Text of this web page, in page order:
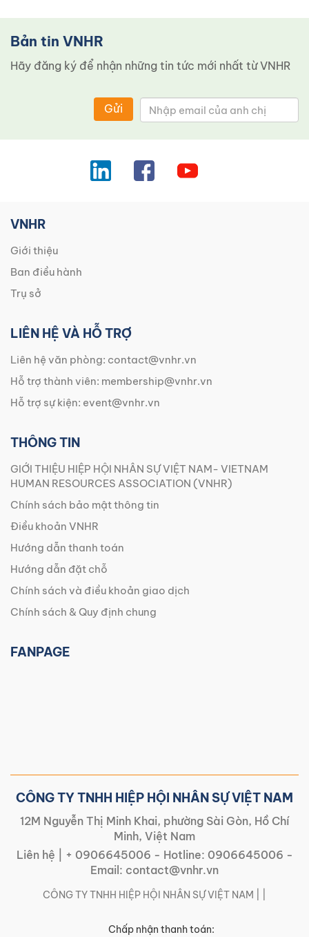
Bản tin VNHR
Hãy đăng ký để nhận những tin tức mới nhất từ ​​VNHR
Gửi
VNHR
Giới thiệu
Ban điều hành
Trụ sở
LIÊN HỆ VÀ HỖ TRỢ
Liên hệ văn phòng: contact@vnhr.vn
Hỗ trợ thành viên: membership@vnhr.vn
Hỗ trợ sự kiện: event@vnhr.vn
THÔNG TIN
GIỚI THIỆU HIỆP HỘI NHÂN SỰ VIỆT NAM- VIETNAM
HUMAN RESOURCES ASSOCIATION (VNHR)
Chính sách bảo mật thông tin
Điều khoản VNHR
Hướng dẫn thanh toán
Hướng dẫn đặt chỗ
Chính sách và điều khoản giao dịch
Chính sách & Quy định chung
FANPAGE
CÔNG TY TNHH HIỆP HỘI NHÂN SỰ VIỆT NAM
12M Nguyễn Thị Minh Khai, phường Sài Gòn, Hồ Chí
Minh, Việt Nam
Liên hệ |
+ 0906645006 - Hotline: 0906645006 -
Email: contact@vnhr.vn
CÔNG TY TNHH HIỆP HỘI NHÂN SỰ VIỆT NAM | |
Chấp nhận thanh toán: